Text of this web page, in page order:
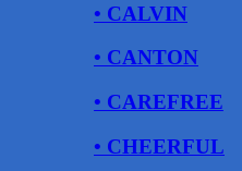
• CALVIN
• CANTON
• CAREFREE
• CHEERFUL